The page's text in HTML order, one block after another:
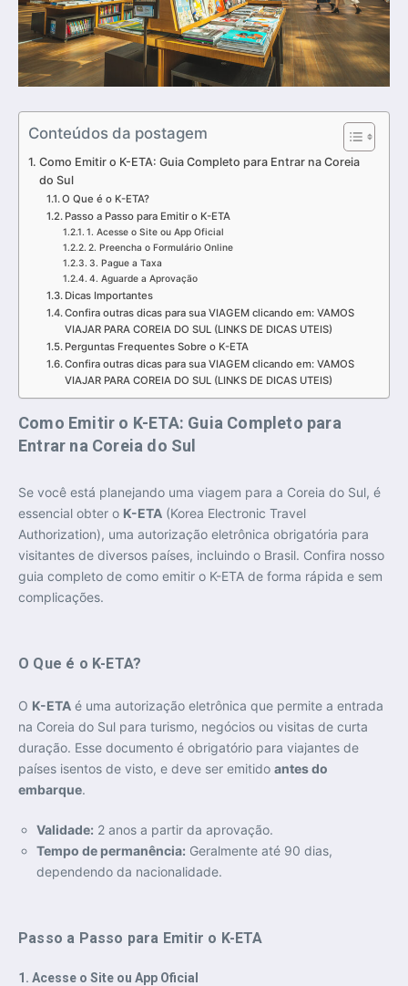
Conteúdos da postagem
Como Emitir o K-ETA: Guia Completo para Entrar na Coreia
do Sul
O Que é o K-ETA?
Passo a Passo para Emitir o K-ETA
1. Acesse o Site ou App Oficial
2. Preencha o Formulário Online
3. Pague a Taxa
4. Aguarde a Aprovação
Dicas Importantes
Confira outras dicas para sua VIAGEM clicando em: VAMOS
VIAJAR PARA COREIA DO SUL (LINKS DE DICAS UTEIS)
Perguntas Frequentes Sobre o K-ETA
Confira outras dicas para sua VIAGEM clicando em: VAMOS
VIAJAR PARA COREIA DO SUL (LINKS DE DICAS UTEIS)
Como Emitir o K-ETA: Guia Completo para
Entrar na Coreia do Sul
Se você está planejando uma viagem para a Coreia do Sul, é
essencial obter o K-ETA (Korea Electronic Travel
Authorization), uma autorização eletrônica obrigatória para
visitantes de diversos países, incluindo o Brasil. Confira nosso
guia completo de como emitir o K-ETA de forma rápida e sem
complicações.
O Que é o K-ETA?
O K-ETA é uma autorização eletrônica que permite a entrada
na Coreia do Sul para turismo, negócios ou visitas de curta
duração. Esse documento é obrigatório para viajantes de
países isentos de visto, e deve ser emitido antes do
embarque.
Validade: 2 anos a partir da aprovação.
Tempo de permanência: Geralmente até 90 dias,
dependendo da nacionalidade.
Passo a Passo para Emitir o K-ETA
1. Acesse o Site ou App Oficial